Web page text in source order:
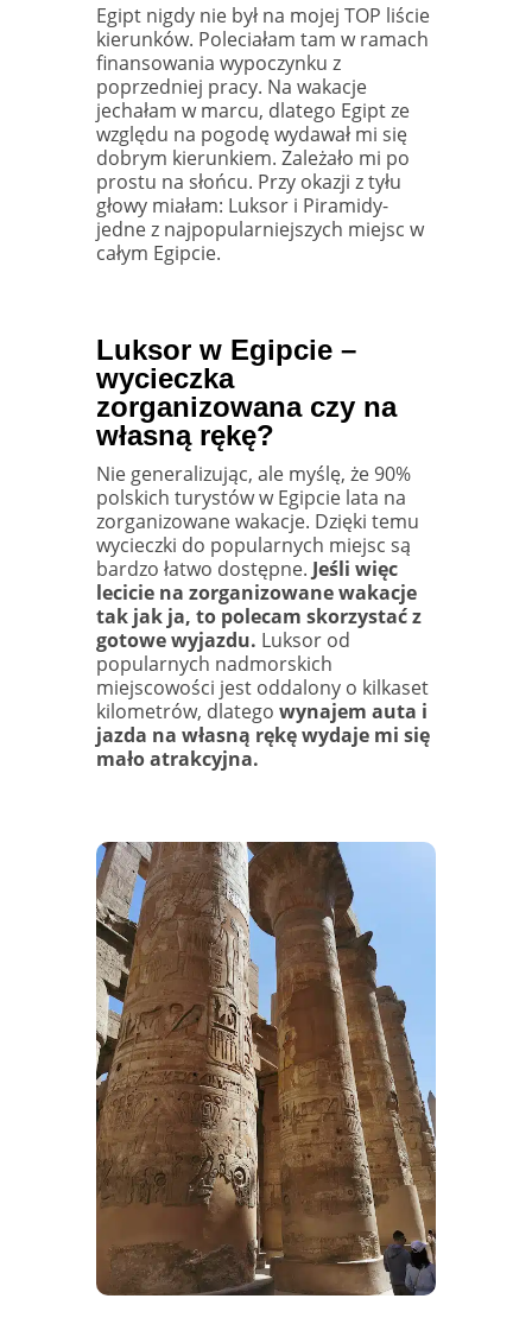
Egipt nigdy nie był na mojej TOP liście
kierunków. Poleciałam tam w ramach
finansowania wypoczynku z
poprzedniej pracy. Na wakacje
jechałam w marcu, dlatego Egipt ze
względu na pogodę wydawał mi się
dobrym kierunkiem. Zależało mi po
prostu na słońcu. Przy okazji z tyłu
głowy miałam: Luksor i Piramidy-
jedne z najpopularniejszych miejsc w
całym Egipcie.
Luksor w Egipcie –
wycieczka
zorganizowana czy na
własną rękę?
Nie generalizując, ale myślę, że 90%
polskich turystów w Egipcie lata na
zorganizowane wakacje. Dzięki temu
wycieczki do popularnych miejsc są
bardzo łatwo dostępne. Jeśli więc
lecicie na zorganizowane wakacje
tak jak ja, to polecam skorzystać z
gotowe wyjazdu. Luksor od
popularnych nadmorskich
miejscowości jest oddalony o kilkaset
kilometrów, dlatego wynajem auta i
jazda na własną rękę wydaje mi się
mało atrakcyjna.